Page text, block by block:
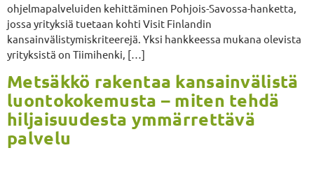
ohjelmapalveluiden kehittäminen Pohjois-Savossa-hanketta,
jossa yrityksiä tuetaan kohti Visit Finlandin
kansainvälistymiskriteerejä. Yksi hankkeessa mukana olevista
yrityksistä on Tiimihenki, […]
Metsäkkö rakentaa kansainvälistä
luontokokemusta – miten tehdä
hiljaisuudesta ymmärrettävä
palvelu